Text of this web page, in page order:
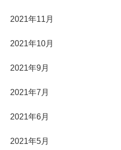
2021年11月
2021年10月
2021年9月
2021年7月
2021年6月
2021年5月